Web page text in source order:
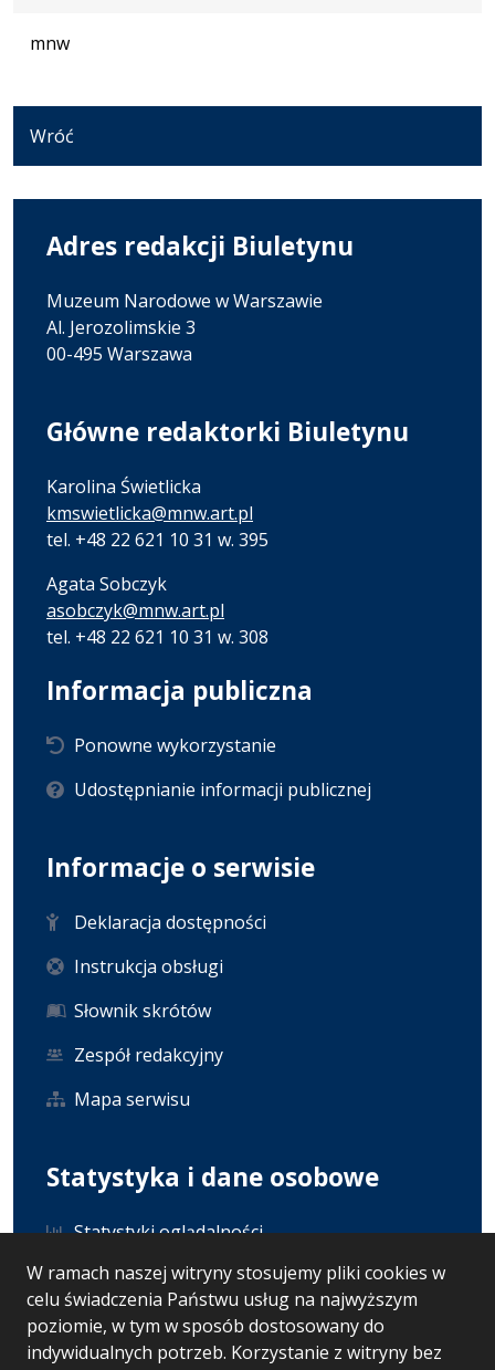
W ramach naszej witryny stosujemy pliki cookies w
celu świadczenia Państwu usług na najwyższym
poziomie, w tym w sposób dostosowany do
indywidualnych potrzeb. Korzystanie z witryny bez
mnw
Wróć
Adres redakcji Biuletynu
Muzeum Narodowe w Warszawie
Al. Jerozolimskie 3
00-495 Warszawa
Główne redaktorki Biuletynu
Karolina Świetlicka
kmswietlicka@mnw.art.pl
tel. +48 22 621 10 31 w. 395
Agata Sobczyk
asobczyk@mnw.art.pl
tel. +48 22 621 10 31 w. 308
Informacja publiczna
Ponowne wykorzystanie
Udostępnianie informacji publicznej
Informacje o serwisie
Deklaracja dostępności
Instrukcja obsługi
Słownik skrótów
Zespół redakcyjny
Mapa serwisu
Statystyka i dane osobowe
Statystyki oglądalności
Ostatnio dodane
Polityka prywatności
RODO